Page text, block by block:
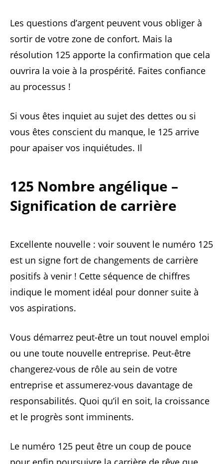
Les questions d’argent peuvent vous obliger à
sortir de votre zone de confort. Mais la
résolution 125 apporte la confirmation que cela
ouvrira la voie à la prospérité. Faites confiance
au processus !
Si vous êtes inquiet au sujet des dettes ou si
vous êtes conscient du manque, le 125 arrive
pour apaiser vos inquiétudes. Il
125 Nombre angélique –
Signification de carrière
Excellente nouvelle : voir souvent le numéro 125
est un signe fort de changements de carrière
positifs à venir ! Cette séquence de chiffres
indique le moment idéal pour donner suite à
vos aspirations.
Vous démarrez peut-être un tout nouvel emploi
ou une toute nouvelle entreprise. Peut-être
changerez-vous de rôle au sein de votre
entreprise et assumerez-vous davantage de
responsabilités. Quoi qu’il en soit, la croissance
et le progrès sont imminents.
Le numéro 125 peut être un coup de pouce